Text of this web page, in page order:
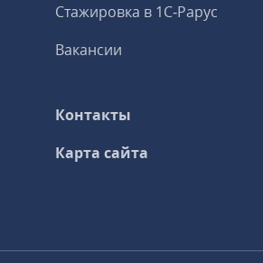
Стажировка в 1С‑Рарус
Вакансии
Контакты
Карта сайта